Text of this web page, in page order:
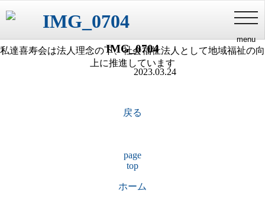
menu
健やかな長寿・家族との絆・豊かな地域福祉
私達喜寿会は法人理念の下、社会福祉法人として地域福祉の向
上に推進しています
添付ファイル
IMG_0704
2023.03.24
戻る
page
top
ホーム